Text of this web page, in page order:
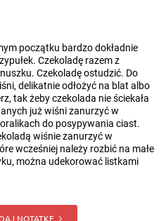
początku bardzo dokładnie
Czekoladę razem z
Czekoladę ostudzić. Do
delikatnie odłożyć na blat albo
tak żeby czekolada nie ściekała
już wiśni zanurzyć w
do posypywania ciast.
wiśnie zanurzyć w
wcześniej należy rozbić na małe
można udekorować listkami
NOTATKĘ